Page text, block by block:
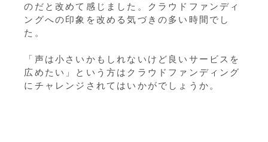
のだと改めて感じました。クラウドファンディ
ングへの印象を改める気づきの多い時間でし
た。
「声は小さいかもしれないけど良いサービスを
広めたい」という方はクラウドファンディング
にチャレンジされてはいかがでしょうか。